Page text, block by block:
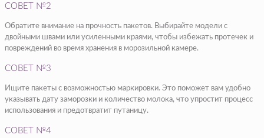
СОВЕТ №2
Обратите внимание на прочность пакетов. Выбирайте модели с
двойными швами или усиленными краями, чтобы избежать протечек и
повреждений во время хранения в морозильной камере.
СОВЕТ №3
Ищите пакеты с возможностью маркировки. Это поможет вам удобно
указывать дату заморозки и количество молока, что упростит процесс
использования и предотвратит путаницу.
СОВЕТ №4